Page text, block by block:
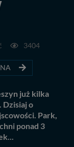
3404
już kilka
Dzisiaj o
Park,
ponad 3